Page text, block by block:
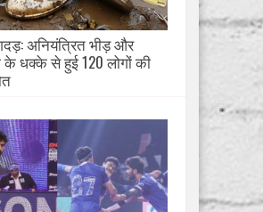
अनियंत्रित भीड़ और
के धक्के से हुई 120 लोगों की